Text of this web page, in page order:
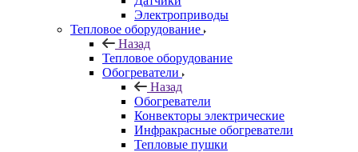
Электроприводы
Тепловое оборудование
Назад
Тепловое оборудование
Обогреватели
Назад
Обогреватели
Конвекторы электрические
Инфракрасные обогреватели
Тепловые пушки